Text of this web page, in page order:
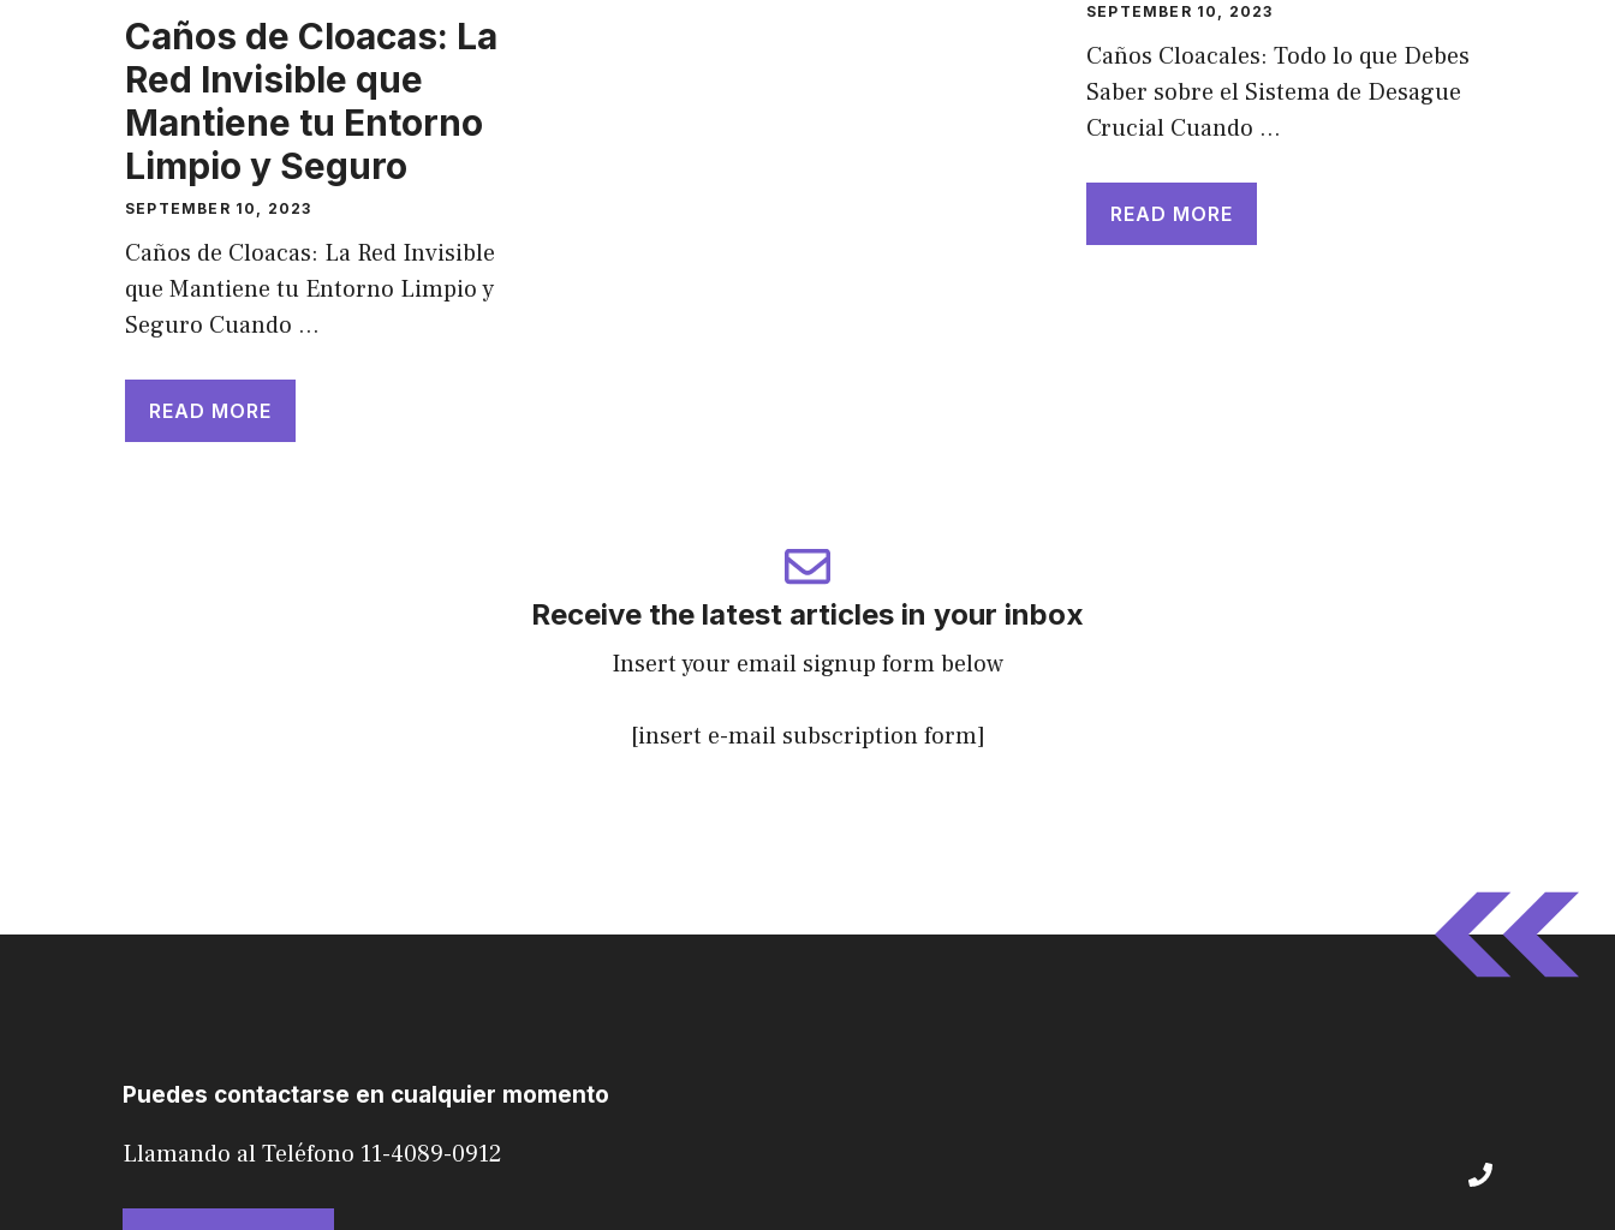
Caños de Cloacas: La
Red Invisible que
Mantiene tu Entorno
Limpio y Seguro
SEPTEMBER 10, 2023
Caños de Cloacas: La Red Invisible
que Mantiene tu Entorno Limpio y
Seguro Cuando …
READ MORE
SEPTEMBER 10, 2023
Caños Cloacales: Todo lo que Debes
Saber sobre el Sistema de Desague
Crucial Cuando …
READ MORE
Receive the latest articles in your inbox
Insert your email signup form below
[insert e-mail subscription form]
Puedes contactarse en cualquier momento
Llamando al Teléfono 11-4089-0912